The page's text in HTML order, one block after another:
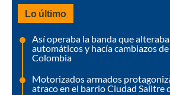
Lo último
Así operaba la banda que
automáticos y hacía cambiazos
Colombia
Motorizados armados
atraco en el barrio Ciudad Salitre